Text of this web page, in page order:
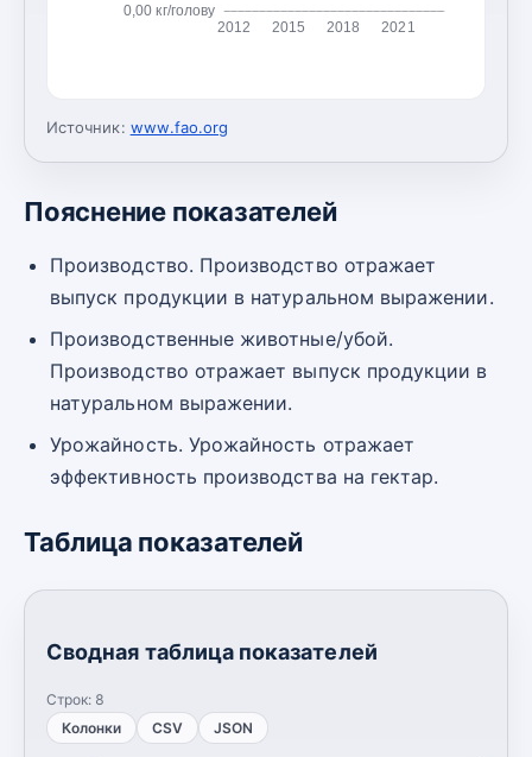
0,00 кг/голову
2012 2015 2018 2021
Источник: www.fao.org
Пояснение показателей
Производство. Производство отражает
выпуск продукции в натуральном выражении.
Производственные животные/убой.
Производство отражает выпуск продукции в
натуральном выражении.
Урожайность. Урожайность отражает
эффективность производства на гектар.
Таблица показателей
Сводная таблица показателей
Строк: 8
Колонки
CSV JSON